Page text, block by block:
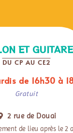
ET GUITARE
DU CP AU CE2
de 16h30 à
Gratuit
2 rue de Douai
de lieu après le 2